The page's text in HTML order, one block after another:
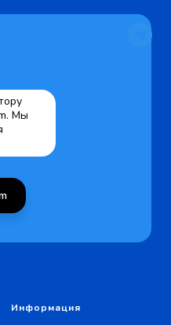
Мы
Информация